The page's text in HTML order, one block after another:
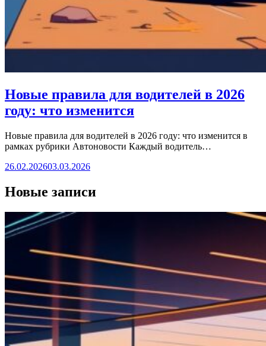
Новые правила для водителей в 2026
году: что изменится
Новые правила для водителей в 2026 году: что изменится в
рамках рубрики Автоновости Каждый водитель…
26.02.202603.03.2026
Новые записи